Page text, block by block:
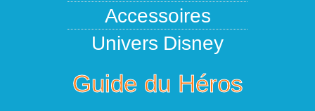
Accessoires
Univers Disney
Guide du Héros